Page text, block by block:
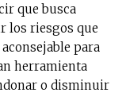
que busca
los riesgos que
para
herramienta
o disminuir